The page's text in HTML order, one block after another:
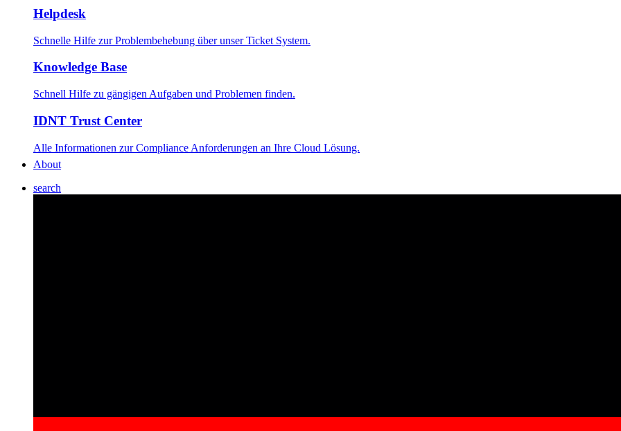
Helpdesk
Schnelle Hilfe zur Problembehebung über unser Ticket System.
Knowledge Base
Schnell Hilfe zu gängigen Aufgaben und Problemen finden.
IDNT Trust Center
Alle Informationen zur Compliance Anforderungen an Ihre Cloud Lösung.
About
search